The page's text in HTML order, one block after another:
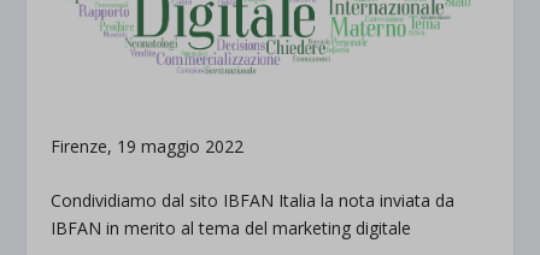
Firenze, 19 maggio 2022
Condividiamo dal sito IBFAN Italia la nota inviata da
IBFAN in merito al tema del marketing digitale